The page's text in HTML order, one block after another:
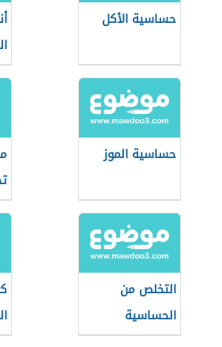
حساسية الأكل
حساسية الموز
التخلص من
الحساسية